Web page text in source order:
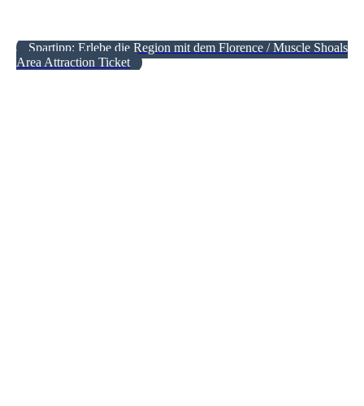
Spartipp: Erlebe die Region mit dem Florence / Muscle Shoals
Area Attraction Ticket